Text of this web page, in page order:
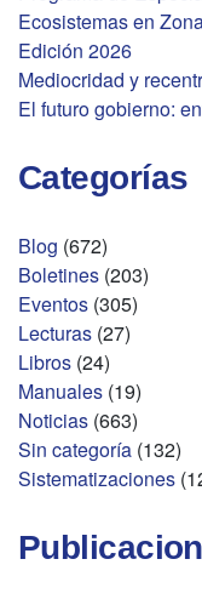
Ecosistemas en
Edición 2026
Mediocridad y
El futuro gobierno:
Categorías
Blog (672)
Boletines (203)
Eventos (305)
Lecturas (27)
Libros (24)
Manuales (19)
Noticias (663)
Sin categoría (132)
Sistematizaciones